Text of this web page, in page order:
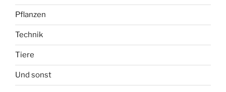
Pflanzen
Technik
Tiere
Und sonst